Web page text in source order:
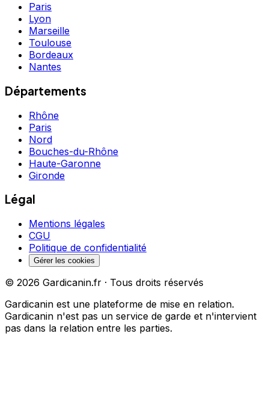
Paris
Lyon
Marseille
Toulouse
Bordeaux
Nantes
Départements
Rhône
Paris
Nord
Bouches-du-Rhône
Haute-Garonne
Gironde
Légal
Mentions légales
CGU
Politique de confidentialité
Gérer les cookies
© 2026 Gardicanin.fr · Tous droits réservés
Gardicanin est une plateforme de mise en relation.
Gardicanin n'est pas un service de garde et n'intervient
pas dans la relation entre les parties.